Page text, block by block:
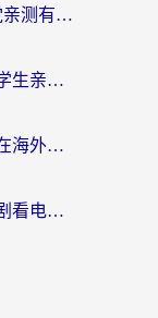
国外全民k歌怎么用原唱？海外党亲测有效的回国加速解决方案
海外酷狗怎么绕过地域限制？留学生亲测有效的回国加速器选择指南
国外看中超总卡？这篇指南教你在海外流畅看体育赛事+中文解说（附避坑技巧）
优酷视频海外能看吗？海外党追剧看电影的终极解决方案来了